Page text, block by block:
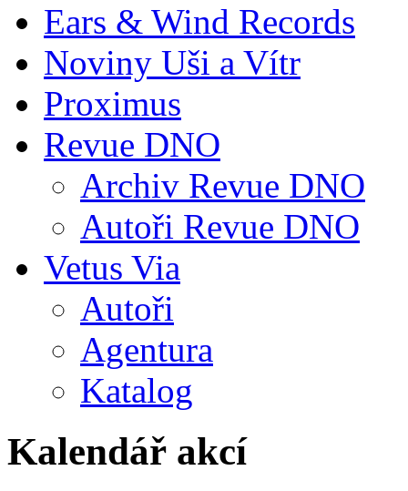
Ears & Wind Records
Noviny Uši a Vítr
Proximus
Revue DNO
Archiv Revue DNO
Autoři Revue DNO
Vetus Via
Autoři
Agentura
Katalog
Kalendář akcí